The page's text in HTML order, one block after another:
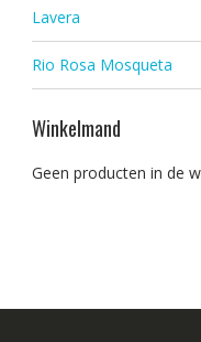
Lavera
Rio Rosa Mosqueta
Winkelmand
Geen producten in de